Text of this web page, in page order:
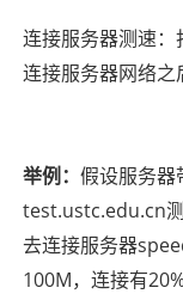
连接服务器测速：
连接服务器网络
举例： 假设服务器
test.ustc.edu.cn
去连接服务器
100M，连接有